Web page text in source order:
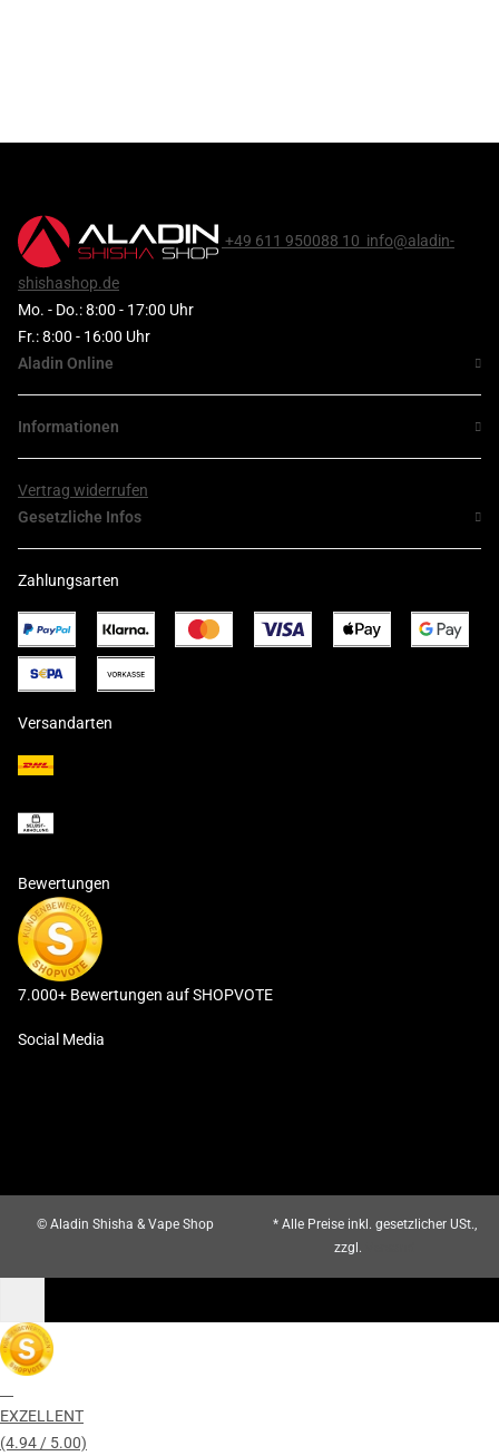
+49 611 950088 10 info@aladin-
shishashop.de
Mo. - Do.: 8:00 - 17:00 Uhr
Fr.: 8:00 - 16:00 Uhr
Aladin Online
Informationen
Vertrag widerrufen
Gesetzliche Infos
Zahlungsarten
Versandarten
Bewertungen
7.000+ Bewertungen auf SHOPVOTE
Social Media
© Aladin Shisha & Vape Shop
* Alle Preise inkl. gesetzlicher USt.,
zzgl.
EXZELLENT
(4.94 / 5.00)